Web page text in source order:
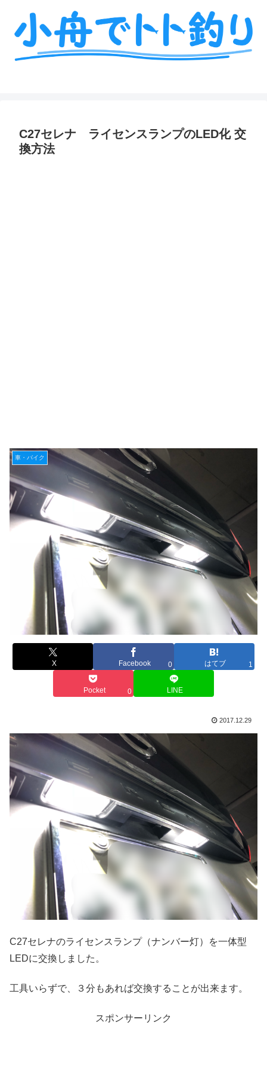
C27セレナ ライセンスランプのLED化 交
換方法
車・バイク
X Facebook 0 はてブ 1
Pocket 0 LINE
2017.12.29
C27セレナのライセンスランプ（ナンバー灯）を一体型
LEDに交換しました。
工具いらずで、３分もあれば交換することが出来ます。
スポンサーリンク